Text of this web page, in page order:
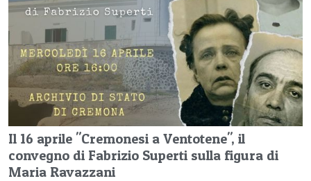
Il 16 aprile "Cremonesi a Ventotene", il
convegno di Fabrizio Superti sulla figura di
Maria Ravazzani